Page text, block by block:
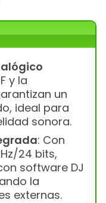
y la
un
ideal para
sonora.
: Con
24 bits,
software DJ
la
externas.